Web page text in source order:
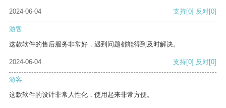
2024-06-04 支持[0] 反对[0]
游客
这款软件的售后服务非常好，遇到问题都能得到及时解决。
2024-06-04 支持[0] 反对[0]
游客
这款软件的设计非常人性化，使用起来非常方便。